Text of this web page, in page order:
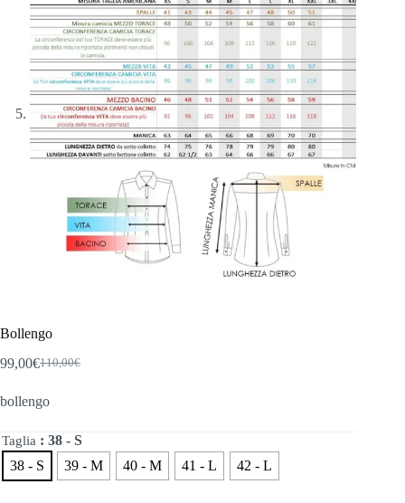
Bollengo
110,00€
Il
originale
110,00€.
99,00€Il
attuale
99,00€.
bollengo
Taglia : 38 - S
38 - S
39 - M 40 - M 41 - L 42 - L